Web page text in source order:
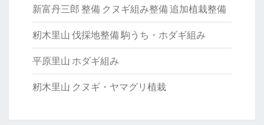
新富丹三郎 整備 クヌギ組み整備 追加植栽整備
籾木里山 伐採地整備 駒うち・ホダギ組み
平原里山 ホダギ組み
籾木里山 クヌギ・ヤマグリ植栽